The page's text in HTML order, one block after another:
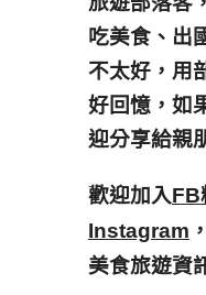
吃美食、出
不太好，用
好回憶， 如
迎分享給親
歡迎加入FB
Instagram
美食旅遊資